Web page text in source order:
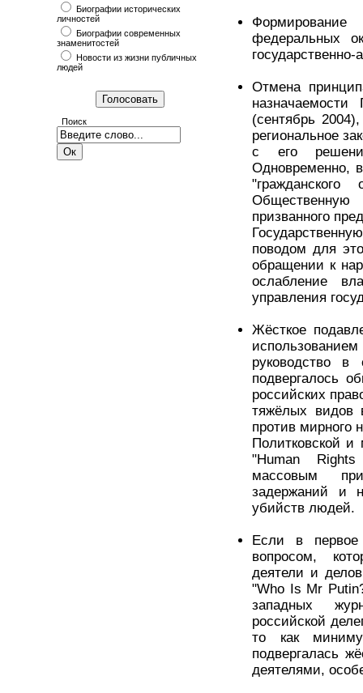
Биографии исторических
личностей
Биографии современных
знаменитостей
Новости из жизни публичных
людей
Поиск
федеральных
Отмена
назначаемости
(сентябрь
региональное
с его
Одновременно,
Общественную
призванного
поводом для
обращении к
ослабление
управления
Жёсткое
руководство
подвергалось
российских
тяжёлых видов
против мирного
Политковской и
"Human Rights
массовым
задержаний и
убийств людей.
Если в
вопросом,
деятели и
"Who Is Mr
западных
российской
то как
подвергалась
деятелями,